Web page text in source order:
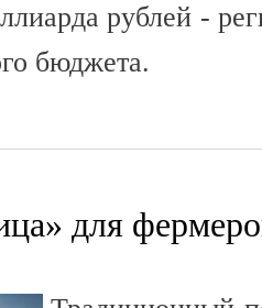
рублей -
бюджета.
для